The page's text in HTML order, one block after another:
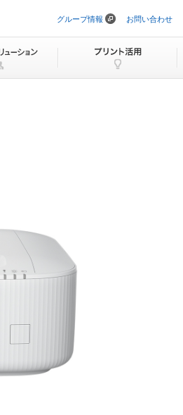
ビ
ョ
グループ情報 お問い合わせ